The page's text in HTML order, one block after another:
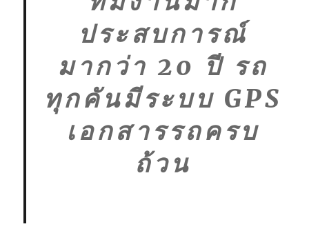
ประสบการณ์
มากว่า 20 ปี รถ
ทุกคันมีระบบ GPS
เอกสารรถครบ
ถ้วน